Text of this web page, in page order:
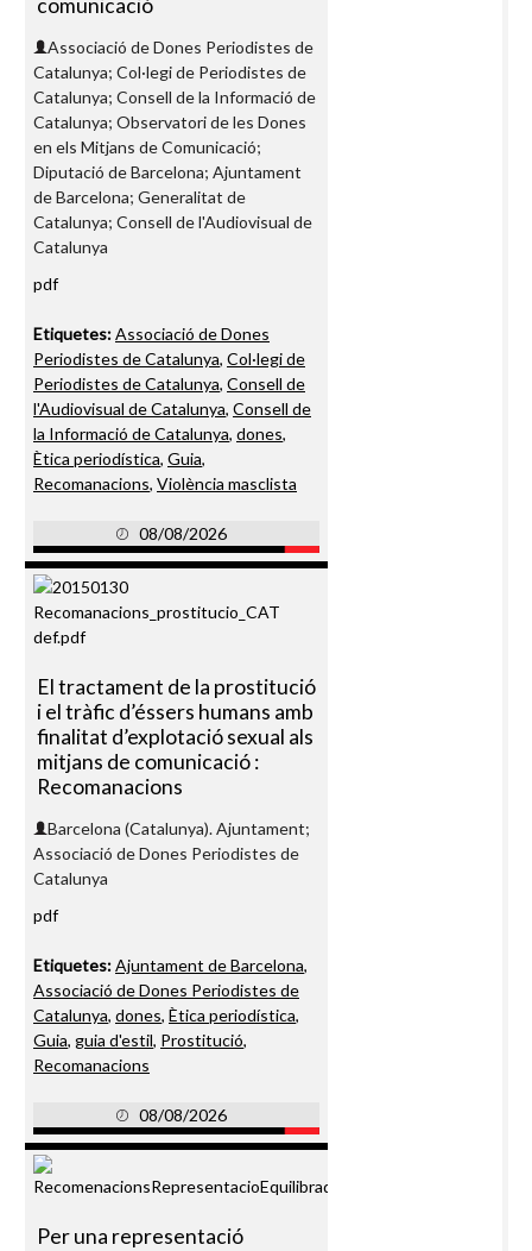
comunicació
Associació de Dones Periodistes de
Catalunya; Col·legi de Periodistes de
Catalunya; Consell de la Informació de
Catalunya; Observatori de les Dones
en els Mitjans de Comunicació;
Diputació de Barcelona; Ajuntament
de Barcelona; Generalitat de
Catalunya; Consell de l'Audiovisual de
Catalunya
pdf
Etiquetes:Associació de Dones
Periodistes de Catalunya, Col·legi de
Periodistes de Catalunya, Consell de
l'Audiovisual de Catalunya, Consell de
la Informació de Catalunya, dones,
Ètica periodística, Guia,
Recomanacions, Violència masclista
08/08/2026
El tractament de la prostitució
i el tràfic d’éssers humans amb
finalitat d’explotació sexual als
mitjans de comunicació :
Recomanacions
Barcelona (Catalunya). Ajuntament;
Associació de Dones Periodistes de
Catalunya
pdf
Etiquetes:Ajuntament de Barcelona,
Associació de Dones Periodistes de
Catalunya, dones, Ètica periodística,
Guia, guia d'estil, Prostitució,
Recomanacions
08/08/2026
Per una representació